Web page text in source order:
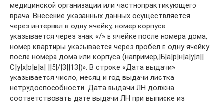
медицинской организации или частнопрактикующего
врача. Внесение указанных данных осуществляется
через интервал в одну ячейку, номер корпуса
указывается через знак «/» в ячейке после номера дома,
номер квартиры указывается через пробел в одну ячейку
после номера дома или корпуса (например,|Б|а|р|н|а|у|л|⁭|
С|у|х|о|в|а| |⁭|5|/|3|⁭|13|)». В строке «Дата выдачи»
указывается число, месяц и год выдачи листка
нетрудоспособности. Дата выдачи ЛН должна
соответствовать дате выдачи ЛН при выписке из